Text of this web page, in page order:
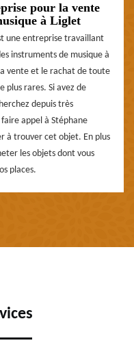
pour la vente
à Liglet
une entreprise travaillant
instruments de musique à
vente et le rachat de toute
plus rares. Si avez de
depuis très
appel à Stéphane
à trouver cet objet. En plus
les objets dont vous
places.